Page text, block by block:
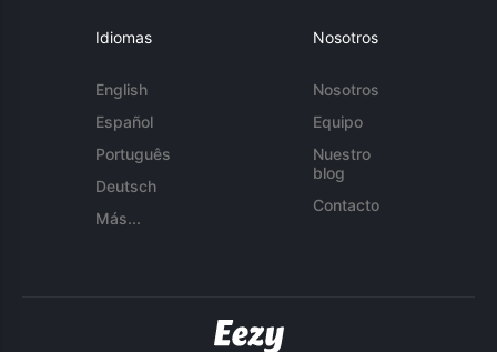
Idiomas
English
Español
Português
Deutsch
Más...
Nosotros
Nosotros
Equipo
Nuestro
blog
Contacto